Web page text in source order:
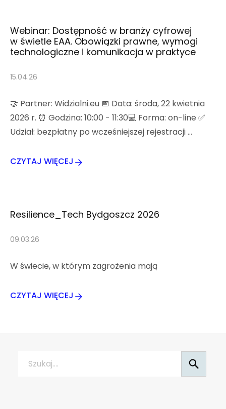
Webinar: Dostępność w branży cyfrowej
w świetle EAA. Obowiązki prawne, wymogi
technologiczne i komunikacja w praktyce
15.04.26
🤝 Partner: Widzialni.eu 📅 Data: środa, 22 kwietnia
2026 r. ⏰ Godzina: 10:00 - 11:30💻 Forma: on-line ✅
Udział: bezpłatny po wcześniejszej rejestracji …
CZYTAJ WIĘCEJ
Resilience_Tech Bydgoszcz 2026
09.03.26
W świecie, w którym zagrożenia mają
CZYTAJ WIĘCEJ
Szukaj